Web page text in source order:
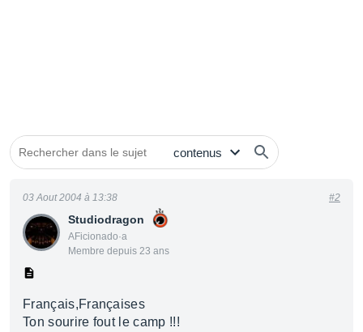
Studiodragon
AFicionado·a
Membre depuis 23 ans
03 Aout 2004 à 13:38 #2
Français,Françaises
Ton sourire fout le camp !!!